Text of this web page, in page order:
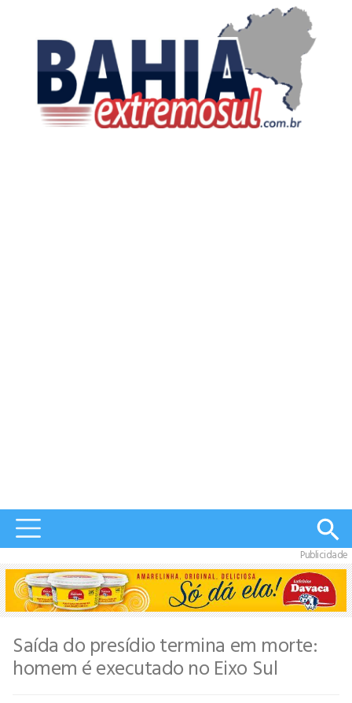
Publicidade
Saída do presídio termina em morte:
homem é executado no Eixo Sul